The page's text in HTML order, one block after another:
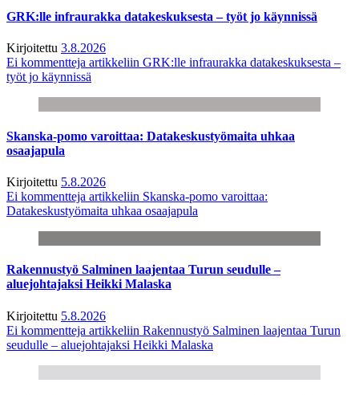
GRK:lle infraurakka datakeskuksesta – työt jo käynnissä
Kirjoitettu 3.8.2026
Ei kommentteja artikkeliin GRK:lle infraurakka datakeskuksesta –
työt jo käynnissä
Skanska-pomo varoittaa: Datakeskustyömaita uhkaa
osaajapula
Kirjoitettu 5.8.2026
Ei kommentteja artikkeliin Skanska-pomo varoittaa:
Datakeskustyömaita uhkaa osaajapula
Rakennustyö Salminen laajentaa Turun seudulle –
aluejohtajaksi Heikki Malaska
Kirjoitettu 5.8.2026
Ei kommentteja artikkeliin Rakennustyö Salminen laajentaa Turun
seudulle – aluejohtajaksi Heikki Malaska